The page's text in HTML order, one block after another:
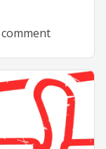
comment